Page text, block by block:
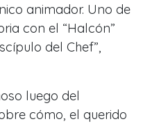
animador. Uno de
con el “Halcón”
del Chef”,
luego del
cómo, el querido